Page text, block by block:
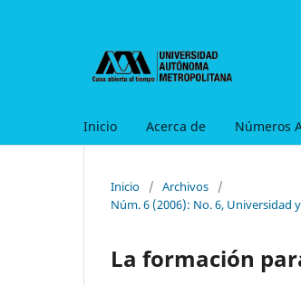
Inicio Acerca de Números
Inicio / Archivos
/
Núm. 6 (2006): No. 6, Universidad
La formación